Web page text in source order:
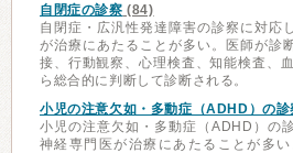
自閉症の診察 (84)
自閉症・広汎性発達障害の診察に対応
が治療にあたることが多い。医師が診
接、行動観察、心理検査、知能検査、
ら総合的に判断して診断される。
小児の注意欠如・多動症（ADHD）の診
小児の注意欠如・多動症（ADHD）の
神経専門医が治療にあたることが多